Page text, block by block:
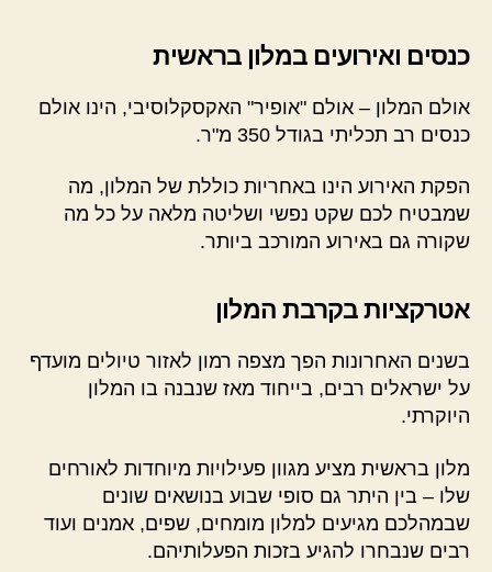
כנסים ואירועים במלון בראשית
אולם המלון – אולם "אופיר" האקסקלוסיבי, הינו אולם
כנסים רב תכליתי בגודל 350 מ"ר.
הפקת האירוע הינו באחריות כוללת של המלון, מה
שמבטיח לכם שקט נפשי ושליטה מלאה על כל מה
שקורה גם באירוע המורכב ביותר.
אטרקציות בקרבת המלון
בשנים האחרונות הפך מצפה רמון לאזור טיולים מועדף
על ישראלים רבים, בייחוד מאז שנבנה בו המלון
היוקרתי.
מלון בראשית מציע מגוון פעילויות מיוחדות לאורחים
שלו – בין היתר גם סופי שבוע בנושאים שונים
שבמהלכם מגיעים למלון מומחים, שפים, אמנים ועוד
רבים שנבחרו להגיע בזכות הפעלותיהם.